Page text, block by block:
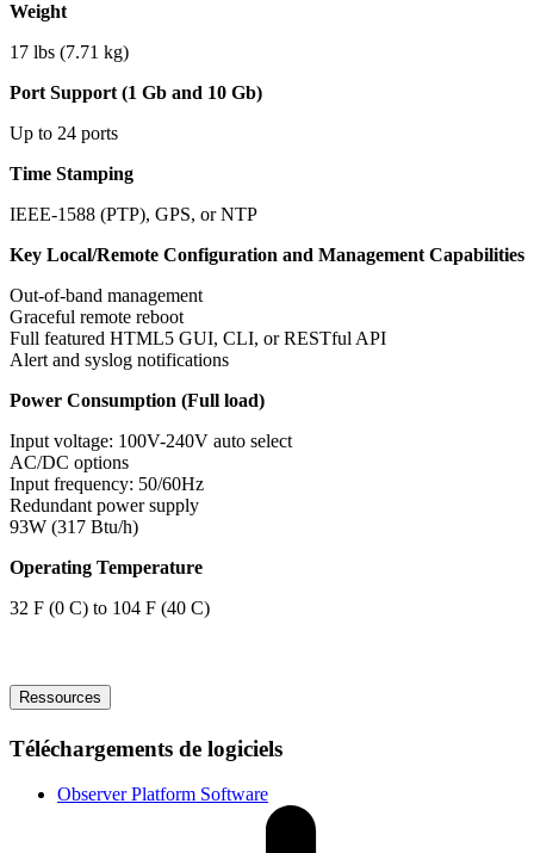
Weight
17 lbs (7.71 kg)
Port Support (1 Gb and 10 Gb)
Up to 24 ports
Time Stamping
IEEE-1588 (PTP), GPS, or NTP
Key Local/Remote Configuration and Management Capabilities
Out-of-band management
Graceful remote reboot
Full featured HTML5 GUI, CLI, or RESTful API
Alert and syslog notifications
Power Consumption (Full load)
Input voltage: 100V-240V auto select
AC/DC options
Input frequency: 50/60Hz
Redundant power supply
93W (317 Btu/h)
Operating Temperature
32 F (0 C) to 104 F (40 C)
Ressources
Téléchargements de logiciels
Observer Platform Software